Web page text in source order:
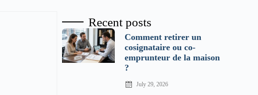
Recent posts
Comment retirer un
cosignataire ou co-
emprunteur de la maison
?
July 29, 2026